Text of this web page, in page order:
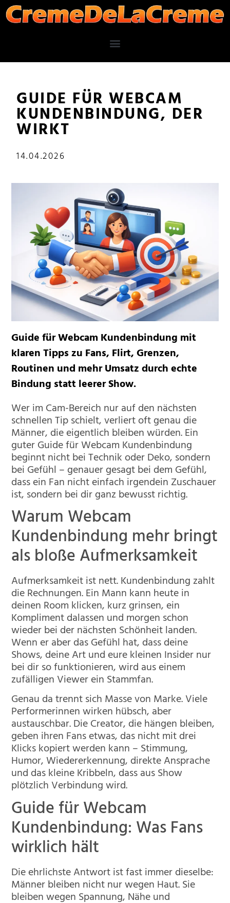
GUIDE FÜR WEBCAM
KUNDENBINDUNG, DER
WIRKT
14.04.2026
Guide für Webcam Kundenbindung mit
klaren Tipps zu Fans, Flirt, Grenzen,
Routinen und mehr Umsatz durch echte
Bindung statt leerer Show.
Wer im Cam-Bereich nur auf den nächsten
schnellen Tip schielt, verliert oft genau die
Männer, die eigentlich bleiben würden. Ein
guter Guide für Webcam Kundenbindung
beginnt nicht bei Technik oder Deko, sondern
bei Gefühl – genauer gesagt bei dem Gefühl,
dass ein Fan nicht einfach irgendein Zuschauer
ist, sondern bei dir ganz bewusst richtig.
Warum Webcam
Kundenbindung mehr bringt
als bloße Aufmerksamkeit
Aufmerksamkeit ist nett. Kundenbindung zahlt
die Rechnungen. Ein Mann kann heute in
deinen Room klicken, kurz grinsen, ein
Kompliment dalassen und morgen schon
wieder bei der nächsten Schönheit landen.
Wenn er aber das Gefühl hat, dass deine
Shows, deine Art und eure kleinen Insider nur
bei dir so funktionieren, wird aus einem
zufälligen Viewer ein Stammfan.
Genau da trennt sich Masse von Marke. Viele
Performerinnen wirken hübsch, aber
austauschbar. Die Creator, die hängen bleiben,
geben ihren Fans etwas, das nicht mit drei
Klicks kopiert werden kann – Stimmung,
Humor, Wiedererkennung, direkte Ansprache
und das kleine Kribbeln, dass aus Show
plötzlich Verbindung wird.
Guide für Webcam
Kundenbindung: Was Fans
wirklich hält
Die ehrlichste Antwort ist fast immer dieselbe:
Männer bleiben nicht nur wegen Haut. Sie
bleiben wegen Spannung, Nähe und